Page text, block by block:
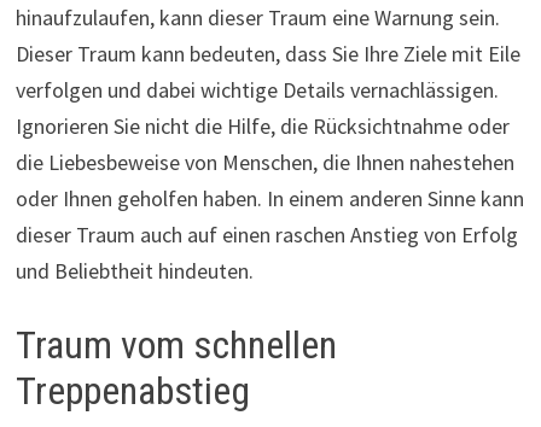
hinaufzulaufen, kann dieser Traum eine Warnung sein.
Dieser Traum kann bedeuten, dass Sie Ihre Ziele mit Eile
verfolgen und dabei wichtige Details vernachlässigen.
Ignorieren Sie nicht die Hilfe, die Rücksichtnahme oder
die Liebesbeweise von Menschen, die Ihnen nahestehen
oder Ihnen geholfen haben. In einem anderen Sinne kann
dieser Traum auch auf einen raschen Anstieg von Erfolg
und Beliebtheit hindeuten.
Traum vom schnellen
Treppenabstieg